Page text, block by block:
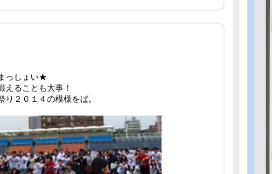
っしょい★
えることも大事！
２０１４の模様をば。